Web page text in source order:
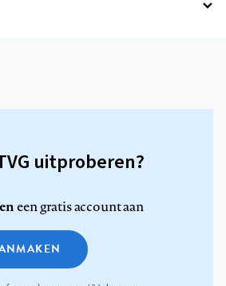
uitproberen?
een gratis account aan